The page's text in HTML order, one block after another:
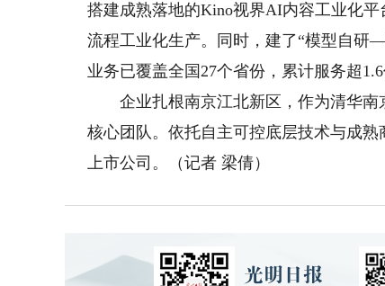
搭建成熟落地的Kino视界AI内容工业化
流程工业化生产。同时，建了“模型自
业务已覆盖全国27个省份，累计服务超
企业扎根南京江北新区，作为清华南
核心团队。依托自主可控底层技术与成
上市公司。（记者 梁倩）